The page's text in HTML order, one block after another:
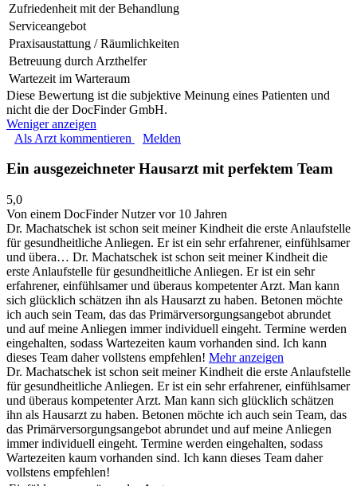
Zufriedenheit mit der Behandlung
Serviceangebot
Praxisaustattung / Räumlichkeiten
Betreuung durch Arzthelfer
Wartezeit im Warteraum
Diese Bewertung ist die subjektive Meinung eines Patienten und
nicht die der DocFinder GmbH.
Weniger anzeigen
Als Arzt kommentieren
Melden
Ein ausgezeichneter Hausarzt mit perfektem Team
5,0
Von einem DocFinder Nutzervor 10 Jahren
Dr. Machatschek ist schon seit meiner Kindheit die erste Anlaufstelle
für gesundheitliche Anliegen. Er ist ein sehr erfahrener, einfühlsamer
und übera… Dr. Machatschek ist schon seit meiner Kindheit die
erste Anlaufstelle für gesundheitliche Anliegen. Er ist ein sehr
erfahrener, einfühlsamer und überaus kompetenter Arzt. Man kann
sich glücklich schätzen ihn als Hausarzt zu haben. Betonen möchte
ich auch sein Team, das das Primärversorgungsangebot abrundet
und auf meine Anliegen immer individuell eingeht. Termine werden
eingehalten, sodass Wartezeiten kaum vorhanden sind. Ich kann
dieses Team daher vollstens empfehlen! Mehr anzeigen
Dr. Machatschek ist schon seit meiner Kindheit die erste Anlaufstelle
für gesundheitliche Anliegen. Er ist ein sehr erfahrener, einfühlsamer
und überaus kompetenter Arzt. Man kann sich glücklich schätzen
ihn als Hausarzt zu haben. Betonen möchte ich auch sein Team, das
das Primärversorgungsangebot abrundet und auf meine Anliegen
immer individuell eingeht. Termine werden eingehalten, sodass
Wartezeiten kaum vorhanden sind. Ich kann dieses Team daher
vollstens empfehlen!